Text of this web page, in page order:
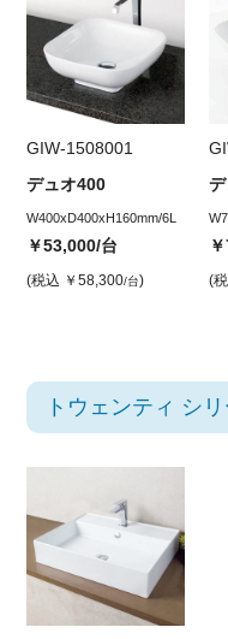
GIW-1508001
デュオ400
W400xD400xH160mm/6L
￥53,000/台
(税込 ￥58,300/台) (
トウェンティ シ